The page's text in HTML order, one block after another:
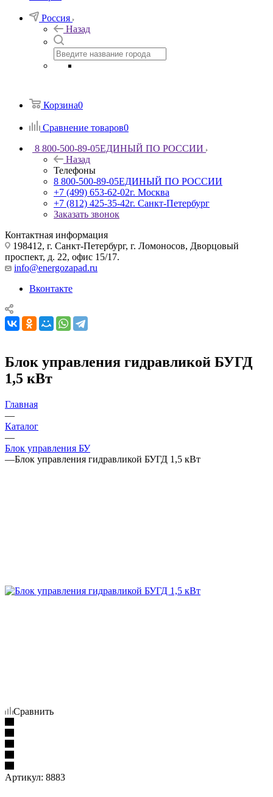
Россия
Назад
Корзина0
Сравнение товаров0
8 800-500-89-05ЕДИНЫЙ ПО РОССИИ
Назад
Телефоны
8 800-500-89-05ЕДИНЫЙ ПО РОССИИ
+7 (499) 653-62-02г. Москва
+7 (812) 425-35-42г. Санкт-Петербург
Заказать звонок
Контактная информация
198412, г. Санкт-Петербург, г. Ломоносов, Дворцовый
проспект, д. 22, офис 15/17.
info@energozapad.ru
Вконтакте
Блок управления гидравликой БУГД
1,5 кВт
Главная
—
Каталог
—
Блок управления БУ
—Блок управления гидравликой БУГД 1,5 кВт
Сравнить
Артикул: 8883